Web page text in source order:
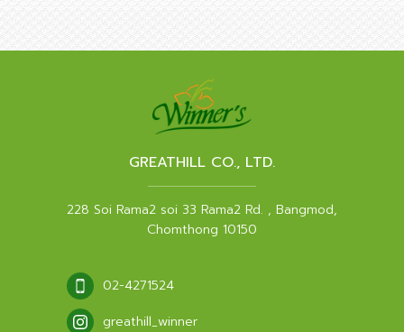
GREATHILL CO., LTD.
228 Soi Rama2 soi 33 Rama2 Rd. , Bangmod,
Chomthong 10150
02-4271524
greathill_winner